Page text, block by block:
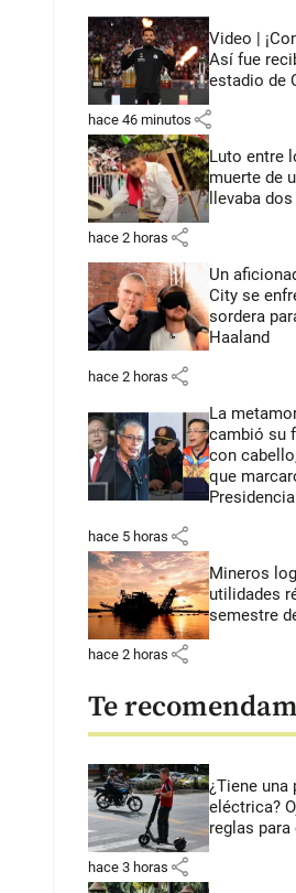
Video |
Así fue
estadio de
hace 46 minutos share
Luto entre
muerte de
llevaba
hace 2 horas share
Un
City se
sordera
Haaland
hace 2 horas share
La
cambió su
con
que
Presidencia
hace 5 horas share
Mineros
utilidades
semestre
hace 2 horas share
Te
¿Tiene
eléctrica?
reglas
hace 3 horas share